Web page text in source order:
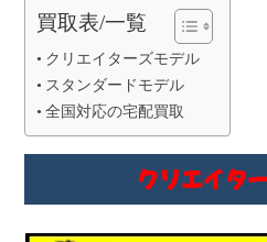
買取表/一覧
クリエイターズモデル
スタンダードモデル
全国対応の宅配買取
クリエイタ